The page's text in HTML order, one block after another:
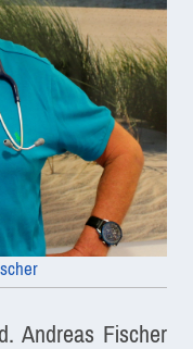
Andreas Fischer